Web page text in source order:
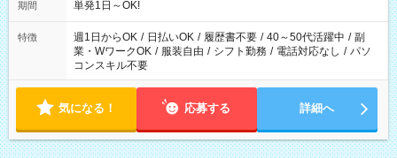
期間 単発1日～OK!
特徴 週1日からOK / 日払いOK / 履歴書不要 / 40～50代活躍中 / 副
業・WワークOK / 服装自由 / シフト勤務 / 電話対応なし / パソ
コンスキル不要
気になる！ 応募する 詳細へ